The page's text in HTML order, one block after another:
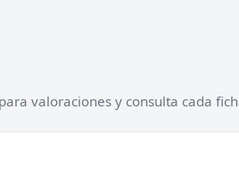
valoraciones y consulta cada